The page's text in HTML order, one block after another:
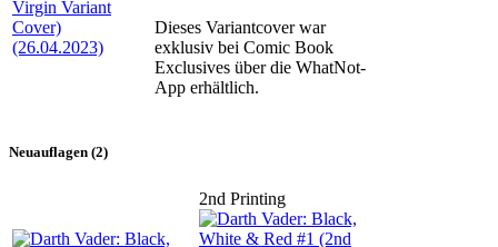
Dieses Variantcover war
exklusiv bei Comic Book
Exclusives über die WhatNot-
App erhältlich.
Neuauflagen (2)
2nd Printing